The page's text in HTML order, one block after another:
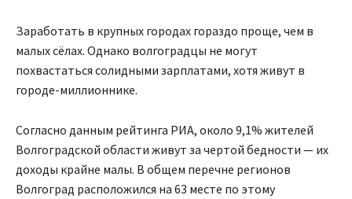
Заработать в крупных городах гораздо проще, чем в
малых сёлах. Однако волгоградцы не могут
похвастаться солидными зарплатами, хотя живут в
городе-миллионнике.
Согласно данным рейтинга РИА, около 9,1% жителей
Волгоградской области живут за чертой бедности — их
доходы крайне малы. В общем перечне регионов
Волгоград расположился на 63 месте по этому